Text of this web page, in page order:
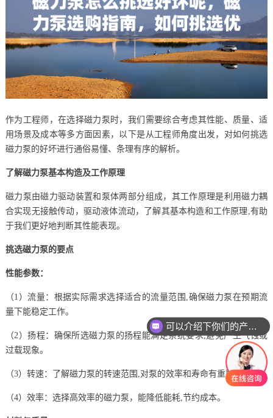
作为工程师，在选择磁力泵时，我们需要综合考虑其性能、质量、适
用场景及成本等多方面因素，以下是从工程师角度出发，对如何挑选
磁力泵的好坏进行通俗易懂、条理有序的解析。
了解磁力泵基本构造及工作原理
磁力泵由磁力驱动装置和泵体两部分组成，其工作原理是利用磁力耦
合实现无接触传动，驱动液体流动，了解其基本构造和工作原理,有助
于我们更好地判断其性能表现。
挑选磁力泵的要点
性能参数：
（1）流量：根据实际需求选择适合的流量范围,确保磁力泵在预期流
量下能稳定工作。
（2）扬程：确保所选磁力泵的扬程能满足系统要求,避免产生气蚀或
过载现象。
（3）转速：了解磁力泵的转速范围,对泵的效率和寿命有重要影响。
（4）效率：选择高效率的磁力泵，能降低能耗,节约成本。
可以介绍下你们的产品么